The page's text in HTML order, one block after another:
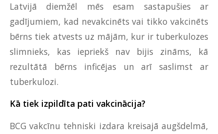
Latvijā diemžēl mēs esam sastapušies ar
gadījumiem, kad nevakcinēts vai tikko vakcinēts
bērns tiek atvests uz mājām, kur ir tuberkulozes
slimnieks, kas iepriekš nav bijis zināms, kā
rezultātā bērns inficējas un arī saslimst ar
tuberkulozi.
Kā tiek izpildīta pati vakcinācija?
BCG vakcīnu tehniski izdara kreisajā augšdelmā,